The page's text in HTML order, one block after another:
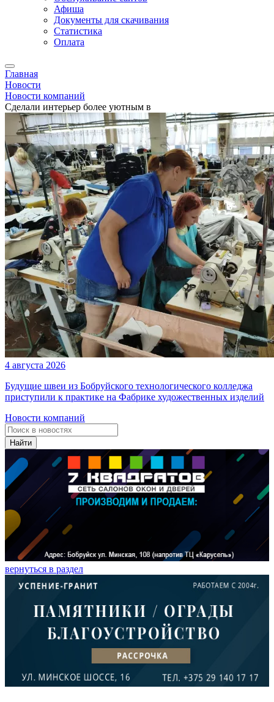
Афиша
Документы для скачивания
Статистика
Оплата
Главная
Новости
Новости компаний
Сделали интерьер более уютным в
4 августа 2026
Будущие швеи из Бобруйского технологического колледжа
приступили к практике на Фабрике художественных изделий
Новости компаний
Найти
вернуться в раздел